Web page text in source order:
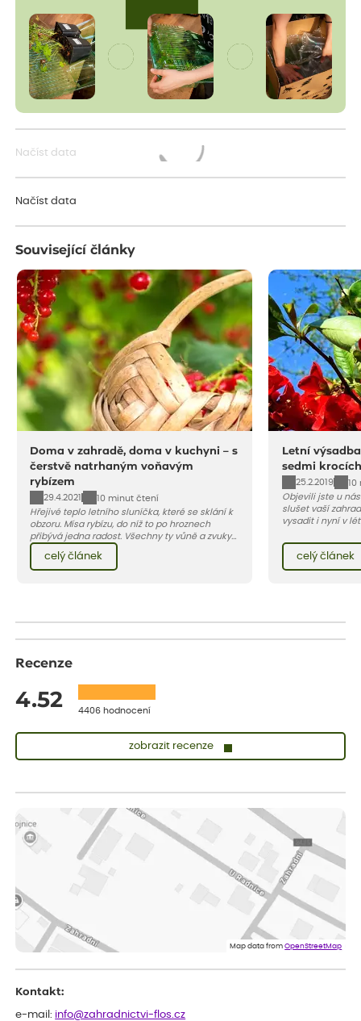
Načíst data
Načíst data
Související články
Doma v zahradě, doma v kuchyni – s
čerstvě natrhaným voňavým
rybízem
29.4.2021
10 minut čtení
Hřejivé teplo letního sluníčka, které se sklání k
obzoru. Mísa rybízu, do níž to po hroznech
přibývá jedna radost. Všechny ty vůně a zvuky
vnese neuvěřitelný klid a radost. A taky trochu
bezstarostnosti dětství při mlsání babiččina
celý článek
Letní
sedmi krocích
25.2.2019
10
Objevili jste u
slušet vaší
vysadit i nyní v
celý rok – nyní
vody než na jaře
celý článek
Recenze
4.52 4406 hodnocení
zobrazit recenze
Měla jsem pouze 1objednavku a zatím jsem spokojená se
sazenicemi
Miroslava
Rostliny byly v pořádku, dobře zabalené, celková spokojenost.
Doporučuji :). Spokojenost, stromky v pěkném stavu. Jediné, co
my chybělo, bylo komunikování nedostupného zboží před
Map data fromOpenStreetMap
Kontakt:
e-mail: info@zahradnictvi-flos.cz